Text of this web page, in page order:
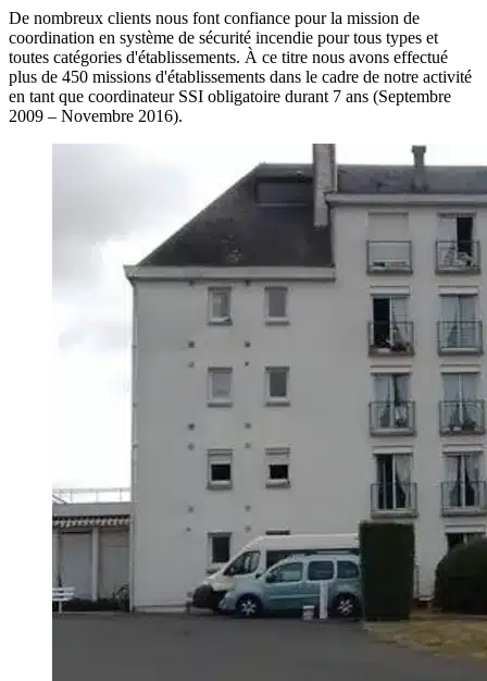
De nombreux clients nous font confiance pour la mission de
coordination en système de sécurité incendie pour tous types et
toutes catégories d'établissements. À ce titre nous avons effectué
plus de 450 missions d'établissements dans le cadre de notre activité
en tant que coordinateur SSI obligatoire durant 7 ans (Septembre
2009 – Novembre 2016).